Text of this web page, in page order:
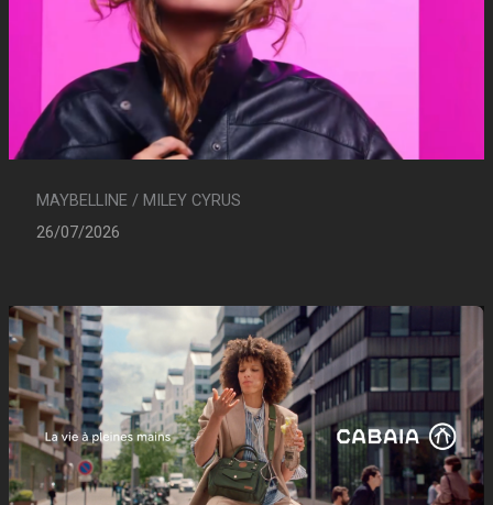
MAYBELLINE / MILEY CYRUS
26/07/2026